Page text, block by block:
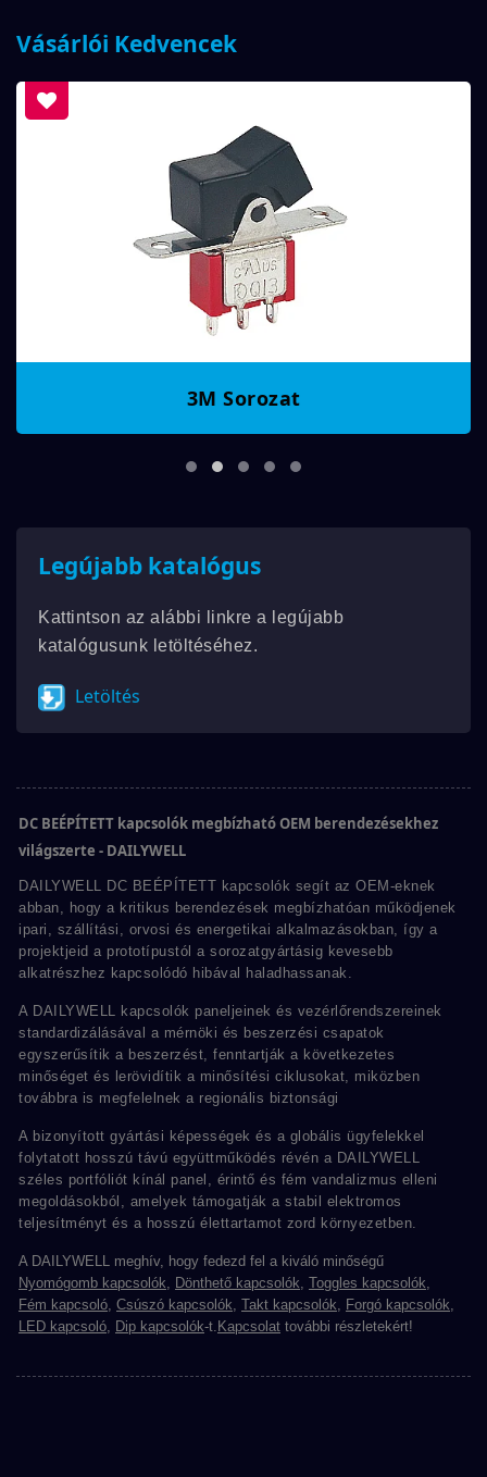
Vásárlói Kedvencek
3M Sorozat
Legújabb katalógus
Kattintson az alábbi linkre a legújabb
katalógusunk letöltéséhez.
Letöltés
DC BEÉPÍTETT kapcsolók megbízható OEM berendezésekhez
világszerte - DAILYWELL
DAILYWELL DC BEÉPÍTETT kapcsolók segít az OEM-eknek
abban, hogy a kritikus berendezések megbízhatóan működjenek
ipari, szállítási, orvosi és energetikai alkalmazásokban, így a
projektjeid a prototípustól a sorozatgyártásig kevesebb
alkatrészhez kapcsolódó hibával haladhassanak.
A DAILYWELL kapcsolók paneljeinek és vezérlőrendszereinek
standardizálásával a mérnöki és beszerzési csapatok
egyszerűsítik a beszerzést, fenntartják a következetes
minőséget és lerövidítik a minősítési ciklusokat, miközben
továbbra is megfelelnek a regionális biztonsági
A bizonyított gyártási képességek és a globális ügyfelekkel
folytatott hosszú távú együttműködés révén a DAILYWELL
széles portfóliót kínál panel, érintő és fém vandalizmus elleni
megoldásokból, amelyek támogatják a stabil elektromos
teljesítményt és a hosszú élettartamot zord környezetben.
A DAILYWELL meghív, hogy fedezd fel a kiváló minőségű
Nyomógomb kapcsolók, Dönthető kapcsolók, Toggles kapcsolók,
Fém kapcsoló, Csúszó kapcsolók, Takt kapcsolók, Forgó kapcsolók,
LED kapcsoló, Dip kapcsolók-t. Kapcsolat további részletekért!